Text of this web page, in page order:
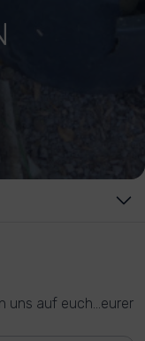
uns auf euch…eurer